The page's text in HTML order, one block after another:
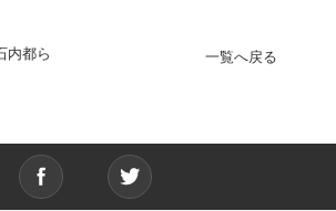
内都ら
一覧へ戻る